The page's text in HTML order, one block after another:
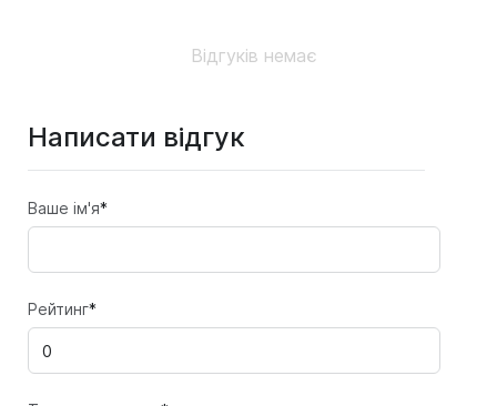
Відгуків немає
Написати відгук
Ваше ім'я*
Рейтинг*